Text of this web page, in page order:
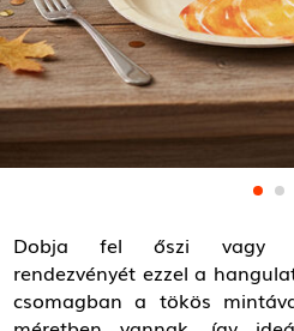
Dobja fel őszi vagy
rendezvényét ezzel a
csomagban a tökös